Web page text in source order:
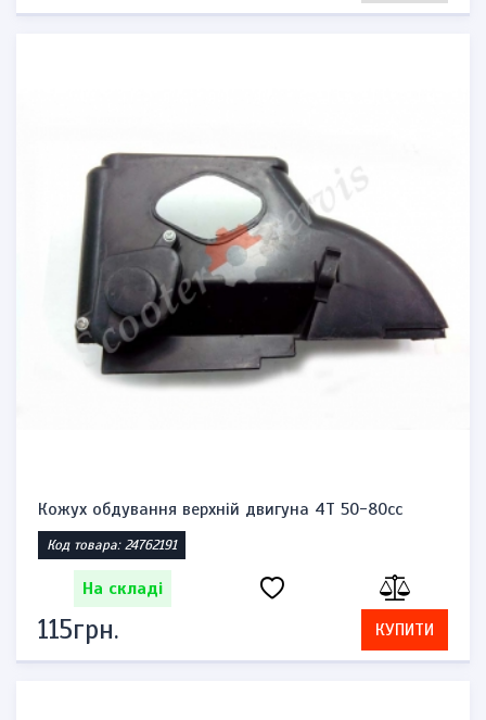
Кожух обдування верхній двигуна 4T 50-80cc
Код товара: 24762191
На складі
115грн. КУПИТИ